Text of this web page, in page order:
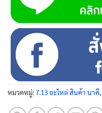
หมวดหมู่:7.13 อะไหล่ สินค้า นาคี